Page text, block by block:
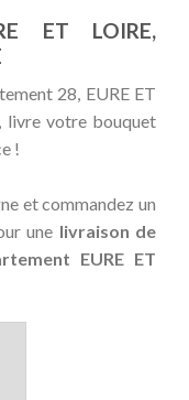
ET LOIRE,
28, EURE ET
livre votre bouquet
!
et commandez un
une livraison de
EURE ET